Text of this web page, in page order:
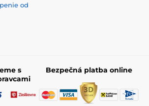
od
s
Bezpečná platba online